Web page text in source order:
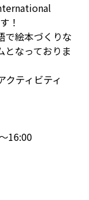
！
で絵本づくりな
となっておりま
クティビティ
16:00